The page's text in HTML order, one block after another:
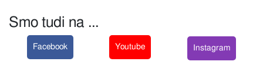
Smo tudi na ...
Facebook Youtube Instagram